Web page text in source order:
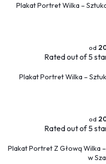
Plakat Portret Wilka –
Ratedout of 5
Plakat Portret Wilka –
Ratedout of 5
Plakat Portret Z Głową Wilka
w